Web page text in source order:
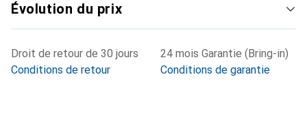
Évolution du prix
Droit de retour de 30 jours
Conditions de retour
24 mois Garantie (Bring-in)
Conditions de garantie